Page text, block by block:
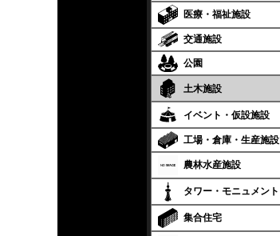
医療・福祉施設
交通施設
公園
土木施設
イベント・仮設施設
工場・倉庫・生産施設
農林水産施設
タワー・モニュメント
集合住宅